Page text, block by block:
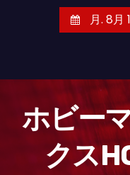
月. 8月
ホビー
クス